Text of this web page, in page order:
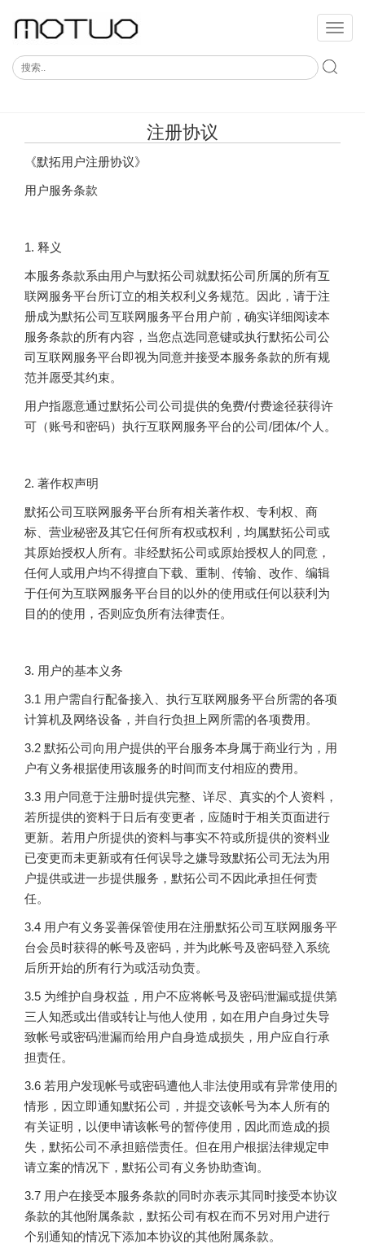
切
换
航
注册协议
《默拓用户注册协议》
用户服务条款
1. 释义
本服务条款系由用户与默拓公司就默拓公司所属的所有互
联网服务平台所订立的相关权利义务规范。因此，请于注
册成为默拓公司互联网服务平台用户前，确实详细阅读本
服务条款的所有内容，当您点选同意键或执行默拓公司公
司互联网服务平台即视为同意并接受本服务条款的所有规
范并愿受其约束。
用户指愿意通过默拓公司公司提供的免费/付费途径获得许
可（账号和密码）执行互联网服务平台的公司/团体/个人。
2. 著作权声明
默拓公司互联网服务平台所有相关著作权、专利权、商
标、营业秘密及其它任何所有权或权利，均属默拓公司或
其原始授权人所有。非经默拓公司或原始授权人的同意，
任何人或用户均不得擅自下载、重制、传输、改作、编辑
于任何为互联网服务平台目的以外的使用或任何以获利为
目的的使用，否则应负所有法律责任。
3. 用户的基本义务
3.1 用户需自行配备接入、执行互联网服务平台所需的各项
计算机及网络设备，并自行负担上网所需的各项费用。
3.2 默拓公司向用户提供的平台服务本身属于商业行为，用
户有义务根据使用该服务的时间而支付相应的费用。
3.3 用户同意于注册时提供完整、详尽、真实的个人资料，
若所提供的资料于日后有变更者，应随时于相关页面进行
更新。若用户所提供的资料与事实不符或所提供的资料业
已变更而未更新或有任何误导之嫌导致默拓公司无法为用
户提供或进一步提供服务，默拓公司不因此承担任何责
任。
3.4 用户有义务妥善保管使用在注册默拓公司互联网服务平
台会员时获得的帐号及密码，并为此帐号及密码登入系统
后所开始的所有行为或活动负责。
3.5 为维护自身权益，用户不应将帐号及密码泄漏或提供第
三人知悉或出借或转让与他人使用，如在用户自身过失导
致帐号或密码泄漏而给用户自身造成损失，用户应自行承
担责任。
3.6 若用户发现帐号或密码遭他人非法使用或有异常使用的
情形，因立即通知默拓公司，并提交该帐号为本人所有的
有关证明，以便申请该帐号的暂停使用，因此而造成的损
失，默拓公司不承担赔偿责任。但在用户根据法律规定申
请立案的情况下，默拓公司有义务协助查询。
3.7 用户在接受本服务条款的同时亦表示其同时接受本协议
条款的其他附属条款，默拓公司有权在而不另对用户进行
个别通知的情况下添加本协议的其他附属条款。